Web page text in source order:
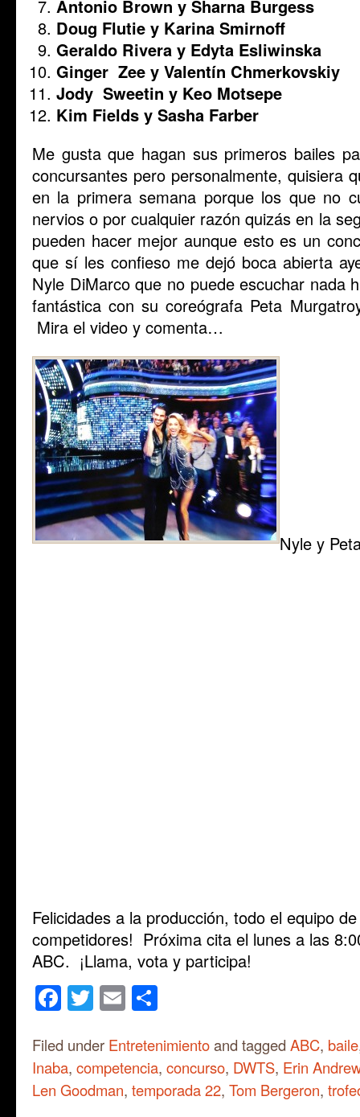
Antonio Brown y Sharna Burgess
Doug Flutie y Karina Smirnoff
Geraldo Rivera y Edyta Esliwinska
Ginger Zee y Valentín Chmerkovskiy
Jody Sweetin y Keo Motsepe
Kim Fields y Sasha Farber
Me gusta que hagan sus primeros bailes
concursantes pero personalmente, quisiera
en la primera semana porque los que no
nervios o por cualquier razón quizás en la
pueden hacer mejor aunque esto es un
que sí les confieso me dejó boca abierta
Nyle DiMarco que no puede escuchar nada
fantástica con su coreógrafa Peta
Mira el video y comenta…
Nyle y
Felicidades a la producción, todo el equipo
competidores! Próxima cita el lunes a las
ABC. ¡Llama, vota y participa!
Facebook
Twitter
Email
Filed under Entretenimientoand tagged ABC, baile
Inaba, competencia, concurso, DWTS, Erin
Len Goodman, temporada 22, Tom Bergeron,